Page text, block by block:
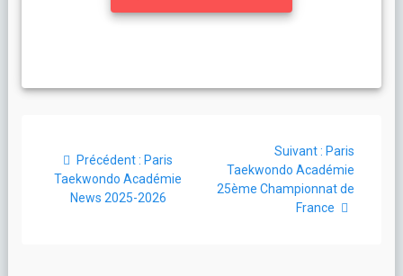
de
l’article
Précédent : Article
précédent
:
Paris
Taekwondo Académie
News 2025-2026
Suivant : Article
suivant
:
Paris
Taekwondo Académie
25ème Championnat de
France